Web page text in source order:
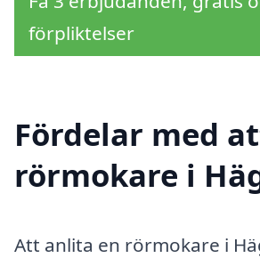
förpliktelser
Fördelar med
rörmokare i
Att anlita en rörmokare i